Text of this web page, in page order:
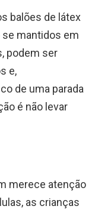
balões de látex
mantidos em
podem ser
e,
de uma parada
é não levar
merece atenção
as crianças